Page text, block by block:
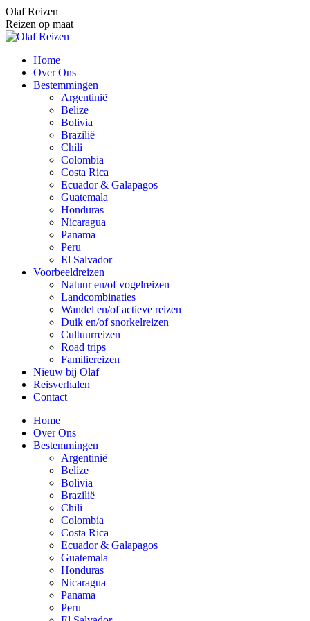
Spring
naar
content
Olaf Reizen
Reizen op maat
Home
Over Ons
Bestemmingen
Argentinië
Belize
Bolivia
Brazilië
Chili
Colombia
Costa Rica
Ecuador & Galapagos
Guatemala
Honduras
Nicaragua
Panama
Peru
El Salvador
Voorbeeldreizen
Natuur en/of vogelreizen
Landcombinaties
Wandel en/of actieve reizen
Duik en/of snorkelreizen
Cultuurreizen
Road trips
Familiereizen
Nieuw bij Olaf
Reisverhalen
Contact
Home
Over Ons
Bestemmingen
Argentinië
Belize
Bolivia
Brazilië
Chili
Colombia
Costa Rica
Ecuador & Galapagos
Guatemala
Honduras
Nicaragua
Panama
Peru